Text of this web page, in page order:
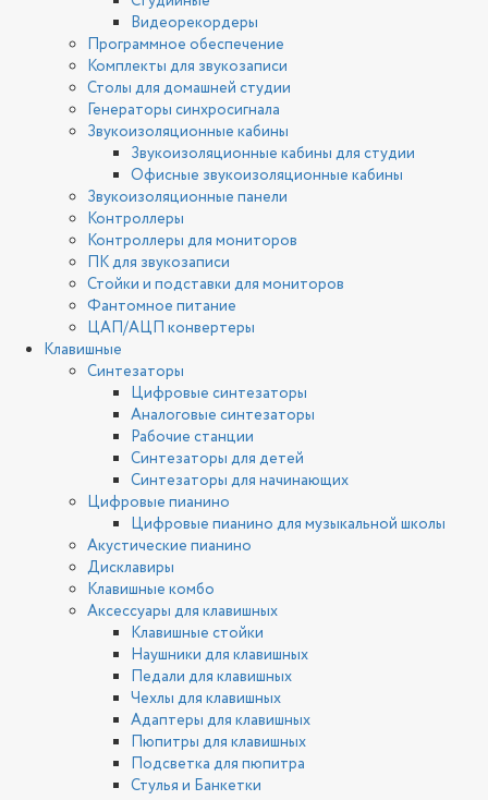
Видеорекордеры
Программное обеспечение
Комплекты для звукозаписи
Столы для домашней студии
Генераторы синхросигнала
Звукоизоляционные кабины
Звукоизоляционные кабины для студии
Офисные звукоизоляционные кабины
Звукоизоляционные панели
Контроллеры
Контроллеры для мониторов
ПК для звукозаписи
Стойки и подставки для мониторов
Фантомное питание
ЦАП/АЦП конвертеры
Клавишные
Синтезаторы
Цифровые синтезаторы
Аналоговые синтезаторы
Рабочие станции
Синтезаторы для детей
Синтезаторы для начинающих
Цифровые пианино
Цифровые пианино для музыкальной школы
Акустические пианино
Дисклавиры
Клавишные комбо
Аксессуары для клавишных
Клавишные стойки
Наушники для клавишных
Педали для клавишных
Чехлы для клавишных
Адаптеры для клавишных
Пюпитры для клавишных
Подсветка для пюпитра
Стулья и Банкетки